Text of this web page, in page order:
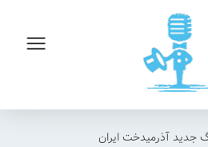
جدید آذرمیدخت ایران